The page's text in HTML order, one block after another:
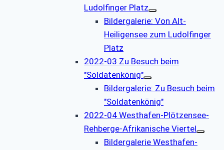
Ludolfinger Platz
Bildergalerie: Von Alt-
Heiligensee zum Ludolfinger
Platz
2022-03 Zu Besuch beim
"Soldatenkönig"
Bildergalerie: Zu Besuch beim
"Soldatenkönig"
2022-04 Westhafen-Plötzensee-
Rehberge-Afrikanische Viertel
Bildergalerie Westhafen-